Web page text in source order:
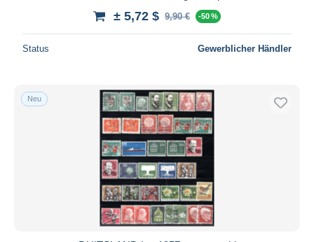
± 5,72 $ 9,90 € -50 %
Status Gewerblicher Händler
Neu